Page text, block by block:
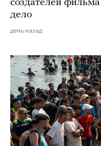
создателей
дело
день назад